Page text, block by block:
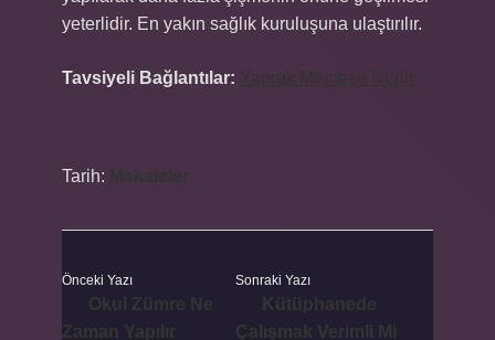
yeterlidir. En yakın sağlık kuruluşuna ulaştırılır.
Tavsiyeli Bağlantılar:
Tarih:
Önceki Yazı Sonraki Yazı